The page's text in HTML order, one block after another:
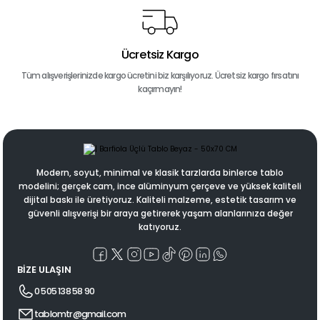
Ücretsiz Kargo
Tüm alışverişlerinizde kargo ücretini biz karşılıyoruz. Ücretsiz kargo fırsatını
kaçırmayın!
Modern, soyut, minimal ve klasik tarzlarda binlerce tablo
modelini; gerçek cam, ince alüminyum çerçeve ve yüksek kaliteli
dijital baskı ile üretiyoruz. Kaliteli malzeme, estetik tasarım ve
güvenli alışverişi bir araya getirerek yaşam alanlarınıza değer
katıyoruz.
BİZE ULAŞIN
0 505 138 58 90
tablomtr@gmail.com